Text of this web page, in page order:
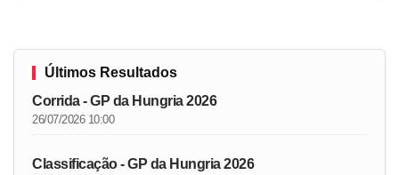
Últimos Resultados
Corrida - GP da Hungria 2026
26/07/2026 10:00
Classificação - GP da Hungria 2026